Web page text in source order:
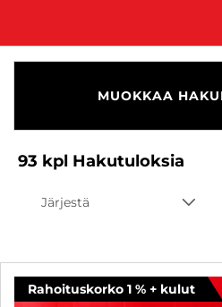
MUOKKAA
93 kpl Hakutuloksia
Järjestä
Rahoituskorko 1 % + kulut